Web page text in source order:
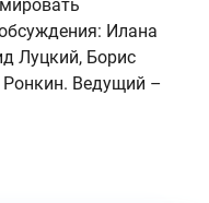
Илана
Луцкий, Борис
Ведущий –